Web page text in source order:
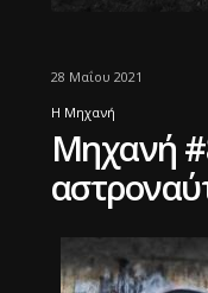
28 Μαΐου 2021
Η Μηχανή
Μηχανή